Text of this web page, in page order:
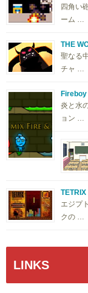
四角い
ーム …
THE
聖なる
チャ …
Fireboy
炎と水
ョン …
TETRIX
エジプ
クの …
LINKS